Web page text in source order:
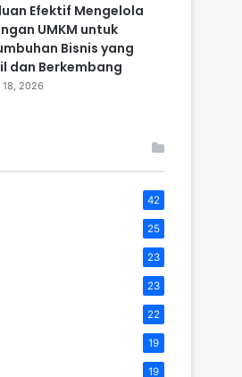
Efektif Mengelola
UMKM untuk
Bisnis yang
dan Berkembang
18, 2026
42
25
23
23
22
19
19